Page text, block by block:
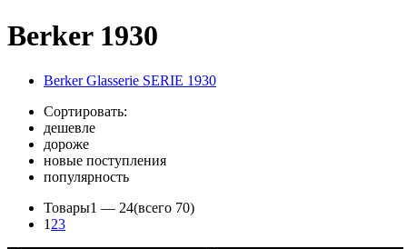
Berker 1930
Berker Glasserie SERIE 1930
Сортировать:
дешевле
дороже
новые поступления
популярность
Товары1 — 24(всего 70)
1 23